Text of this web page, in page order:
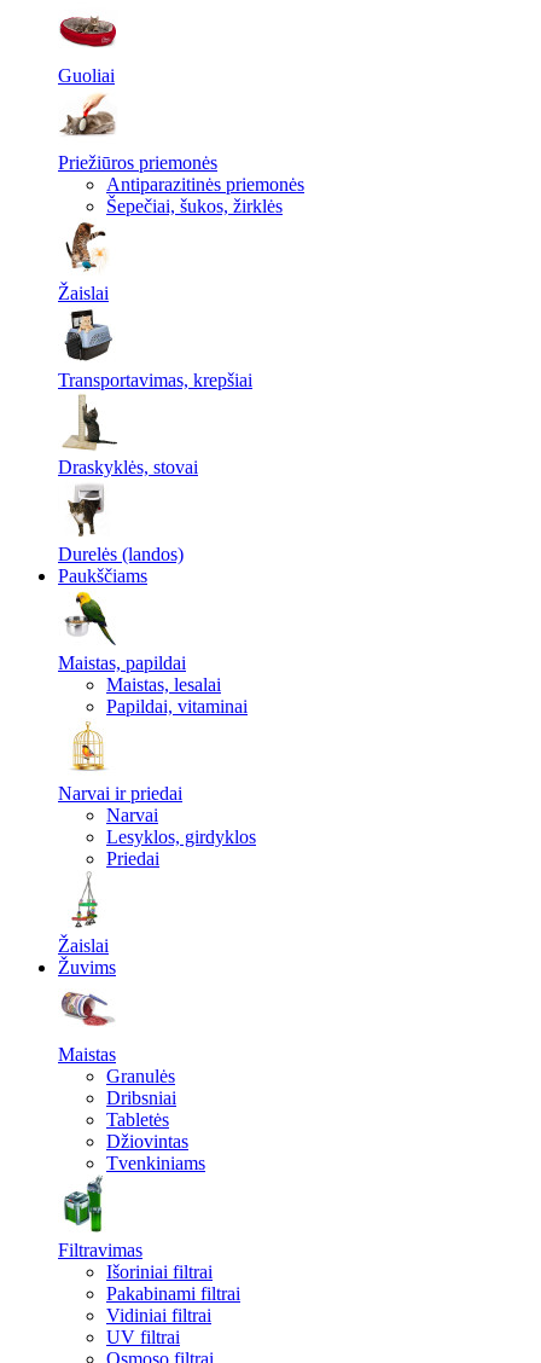
Guoliai
Priežiūros priemonės
Antiparazitinės priemonės
Šepečiai, šukos, žirklės
Žaislai
Transportavimas, krepšiai
Draskyklės, stovai
Durelės (landos)
Paukščiams
Maistas, papildai
Maistas, lesalai
Papildai, vitaminai
Narvai ir priedai
Narvai
Lesyklos, girdyklos
Priedai
Žaislai
Žuvims
Maistas
Granulės
Dribsniai
Tabletės
Džiovintas
Tvenkiniams
Filtravimas
Išoriniai filtrai
Pakabinami filtrai
Vidiniai filtrai
UV filtrai
Osmoso filtrai